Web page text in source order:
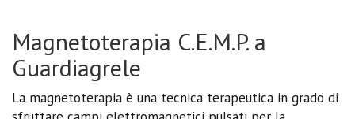
Magnetoterapia C.E.M.P. a
Guardiagrele
La magnetoterapia è una tecnica terapeutica in grado di